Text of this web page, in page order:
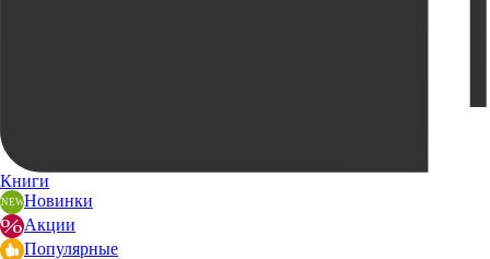
Книги
Новинки
Акции
Популярные